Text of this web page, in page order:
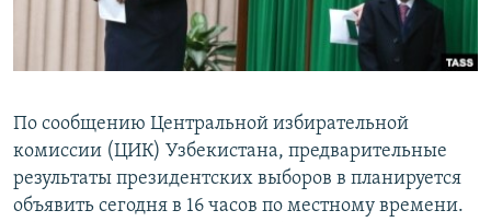
По сообщению Центральной избирательной
комиссии (ЦИК) Узбекистана, предварительные
результаты президентских выборов в планируется
объявить сегодня в 16 часов по местному времени.